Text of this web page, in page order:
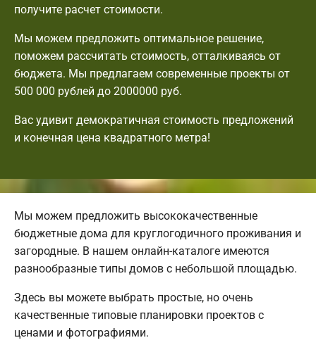
получите расчет стоимости.
Мы можем предложить оптимальное решение,
поможем рассчитать стоимость, отталкиваясь от
бюджета. Мы предлагаем современные проекты от
500 000 рублей до 2000000 руб.
Вас удивит демократичная стоимость предложений
и конечная цена квадратного метра!
Мы можем предложить высококачественные
бюджетные дома для круглогодичного проживания и
загородные. В нашем онлайн-каталоге имеются
разнообразные типы домов с небольшой площадью.
Здесь вы можете выбрать простые, но очень
качественные типовые планировки проектов с
ценами и фотографиями.